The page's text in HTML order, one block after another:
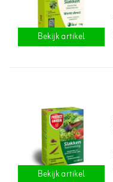
Bekijk artikel
Bekijk artikel